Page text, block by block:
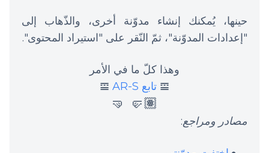
حينها، يُمكنك إنشاء مدوّنة أخرى، والذّهاب إلى
"إعدادات المدوّنة"، ثمّ النّقر على "استيراد المحتوى".
وهذا كلّ ما في الأمر
𝌘 تابع AR-S 𝌘
🤛🏽 🤜
مصادر ومراجع: